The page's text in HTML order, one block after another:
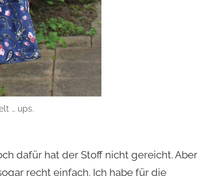
… ups.
dafür hat der Stoff nicht gereicht. Aber
recht einfach. Ich habe für die